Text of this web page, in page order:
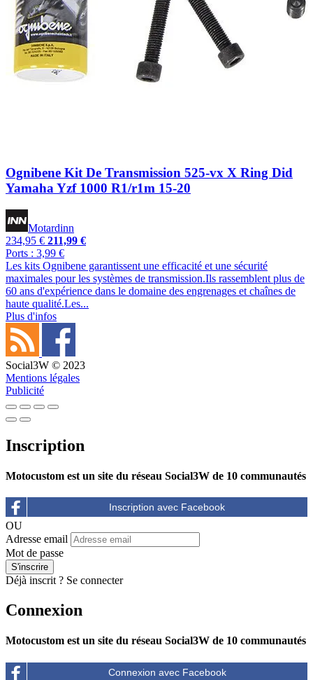
Ognibene Kit De Transmission 525-vx X Ring Did
Yamaha Yzf 1000 R1/r1m 15-20
Motardinn
234,95 € 211,99 €
Ports : 3,99 €
Les kits Ognibene garantissent une efficacité et une sécurité
maximales pour les systèmes de transmission.Ils rassemblent plus de
60 ans d'expérience dans le domaine des engrenages et chaînes de
haute qualité.Les...
Plus d'infos
Social3W © 2023
Mentions légales
Publicité
Inscription
Motocustom est un site du réseau Social3W de 10 communautés
OU
Adresse email
Mot de passe
Déjà inscrit ? Se connecter
Connexion
Motocustom est un site du réseau Social3W de 10 communautés